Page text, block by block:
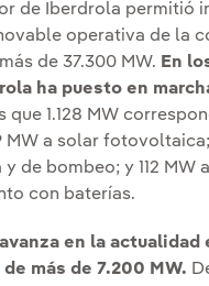
de Iberdrola permitió
operativa de la
de 37.300 MW. En
ha puesto en
que 1.128 MW
MW a solar
de bombeo; y 112 MW a
con baterías.
en la actualidad
más de 7.200 MW.